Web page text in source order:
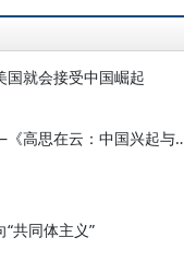
国就会接受中国崛起
朱云汉：中国的世界还是世界的中国
共同体主义”